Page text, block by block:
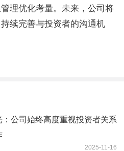
理优化考量。未来，公司将
续完善与投资者的沟通机
：公司始终高度重视投资者关系
2025-11-16